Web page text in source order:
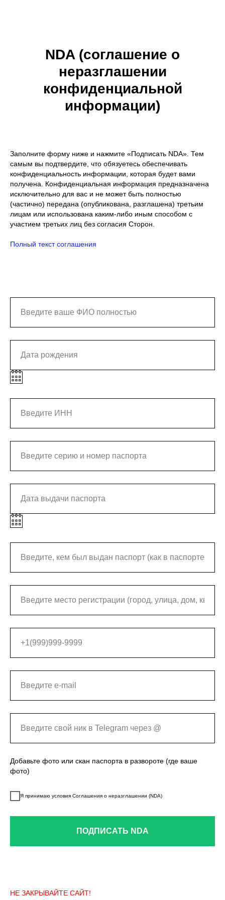
NDA (соглашение о
неразглашении
конфиденциальной
информации)
Заполните форму ниже и нажмите «Подписать NDA». Тем
самым вы подтвердите, что обязуетесь обеспечивать
конфиденциальность информации, которая будет вами
получена. Конфиденциальная информация предназначена
исключительно для вас и не может быть полностью
(частично) передана (опубликована, разглашена) третьим
лицам или использована каким-либо иным способом с
участием третьих лиц без согласия Сторон.
Полный текст соглашения
Добавьте фото или скан паспорта в развороте (где ваше
фото)
Я принимаю условия Соглашения о неразглашении (NDA)
ПОДПИСАТЬ NDA
НЕ ЗАКРЫВАЙТЕ САЙТ!